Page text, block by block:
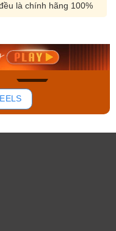
là chính hãng 100%
Casio Nam MTS-
Mua ngay